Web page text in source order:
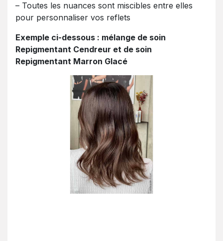
– Toutes les nuances sont miscibles entre elles
pour personnaliser vos reflets
Exemple ci-dessous : mélange de soin
Repigmentant Cendreur et de soin
Repigmentant Marron Glacé